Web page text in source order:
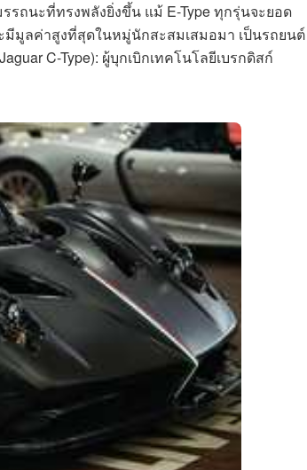
รถนะที่ทรงพลังยิ่งขึ้น แม้ E-Type ทุกรุ่นจะยอด
มีมูลค่าสูงที่สุดในหมู่นักสะสมเสมอมา เป็นรถยนต์
C-Type): ผู้บุกเบิกเทคโนโลยีเบรกดิสก์